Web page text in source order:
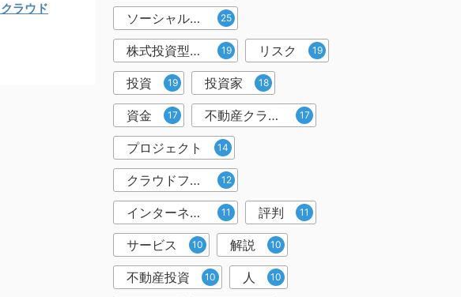
クラウド
ソーシャルレンディング 25
株式投資型クラウドファンディング 19 リスク 19
投資 19 投資家 18
資金 17 不動産クラウドファンディング 17
プロジェクト 14
クラウドファンディング投資 12
インターネット 11 評判 11
サービス 10 解説 10
不動産投資 10 人 10